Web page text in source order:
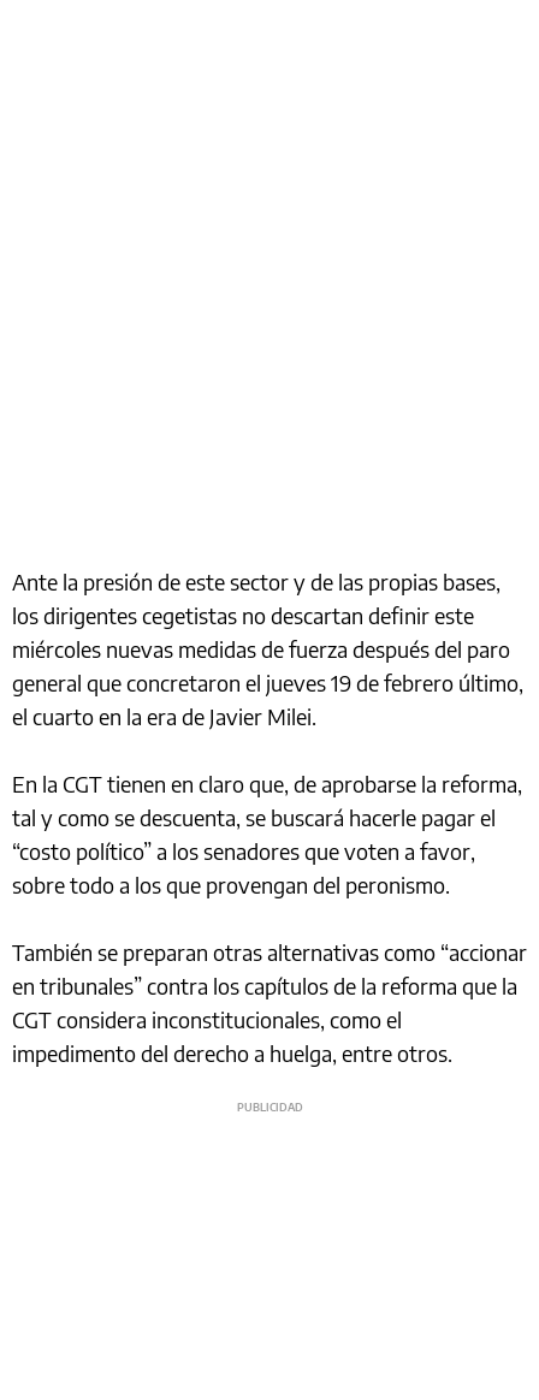
Ante la presión de este sector y de las propias bases,
los dirigentes cegetistas no descartan definir este
miércoles nuevas medidas de fuerza después del paro
general que concretaron el jueves 19 de febrero último,
el cuarto en la era de Javier Milei.
En la CGT tienen en claro que, de aprobarse la reforma,
tal y como se descuenta, se buscará hacerle pagar el
“costo político” a los senadores que voten a favor,
sobre todo a los que provengan del peronismo.
También se preparan otras alternativas como “accionar
en tribunales” contra los capítulos de la reforma que la
CGT considera inconstitucionales, como el
impedimento del derecho a huelga, entre otros.